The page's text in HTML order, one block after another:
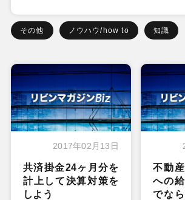
その他 ノウハウ/how to 知識
2017年02月13日
共済掛金24ヶ月分を
計上して決算対策を
しよう
不動
への
でな